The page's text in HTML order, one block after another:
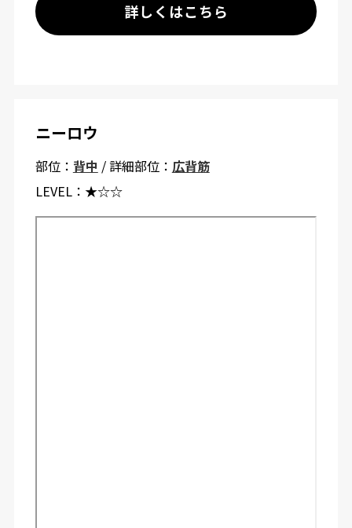
詳しくはこちら
ニーロウ
部位： 背中 / 詳細部位： 広背筋
LEVEL： ★☆☆